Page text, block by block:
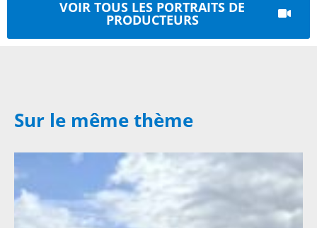
VOIR TOUS LES PORTRAITS DE
PRODUCTEURS
Sur le même thème